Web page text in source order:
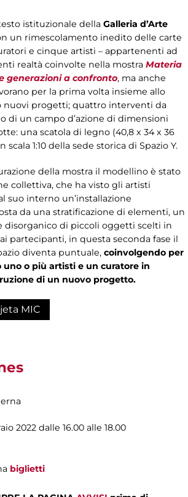
istituzionale della Galleria d’Arte
un rimescolamento inedito delle carte
e cinque artisti – appartenenti ad
realtà coinvolte nella mostra Materia
generazioni a confronto, ma anche
per la prima volta insieme allo
nuovi progetti; quattro interventi da
di un campo d’azione di dimensioni
una scatola di legno (40,8 x 34 x 36
1:10 della sede storica di Spazio Y.
della mostra il modellino è stato
collettiva, che ha visto gli artisti
suo interno un’installazione
da una stratificazione di elementi, un
disorganico di piccoli oggetti scelti in
partecipanti, in questa seconda fase il
diventa puntuale, coinvolgendo per
o più artisti e un curatore in
di un nuovo progetto.
MIC
2022 dalle 16.00 alle 18.00
biglietti